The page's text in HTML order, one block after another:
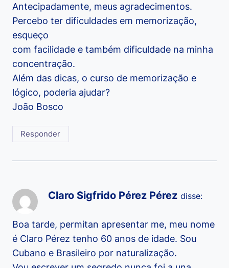
Antecipadamente, meus agradecimentos.
Percebo ter dificuldades em memorização,
esqueço
com facilidade e também dificuldade na minha
concentração.
Além das dicas, o curso de memorização e
lógico, poderia ajudar?
João Bosco
Responder
Claro Sigfrido Pérez Pérez disse:
Boa tarde, permitan apresentar me, meu nome
é Claro Pérez tenho 60 anos de idade. Sou
Cubano e Brasileiro por naturalização.